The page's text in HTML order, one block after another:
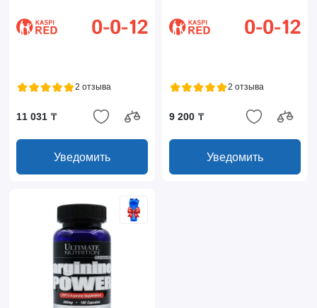
2 отзыва
11 031 ₸
Уведомить
2 отзыва
9 200 ₸
Уведомить